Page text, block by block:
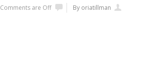
By oriatillman
Comments are Off